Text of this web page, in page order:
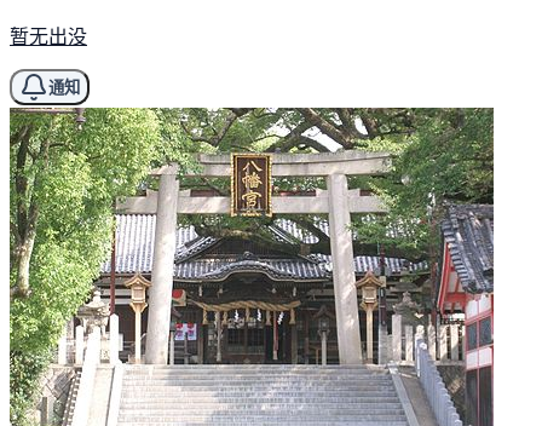
暂无出没
通知